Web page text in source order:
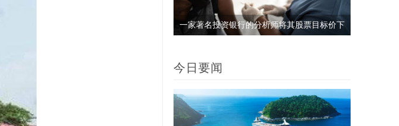
一家著名投资银行的分析师将其股票目标价下
今日要闻